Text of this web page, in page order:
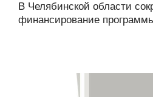
В Челябинской области
финансирование